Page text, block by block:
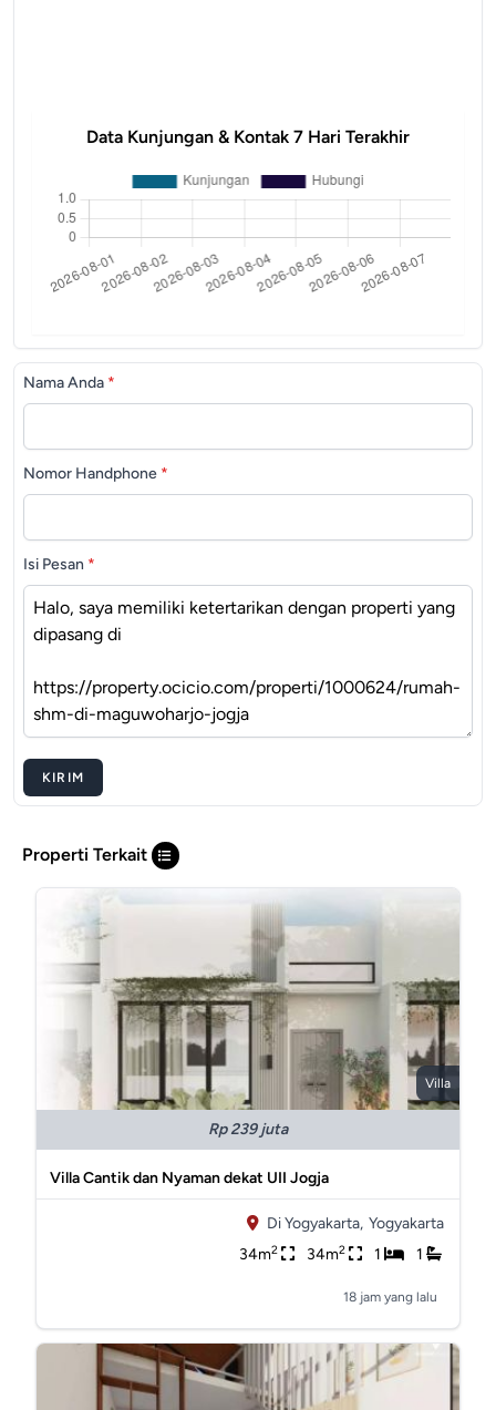
Data Kunjungan & Kontak 7 Hari Terakhir
Nama Anda *
Nomor Handphone *
Isi Pesan *
KIRIM
Properti Terkait
Villa
Rp 239 juta
Villa Cantik dan Nyaman dekat UII Jogja
Di Yogyakarta, Yogyakarta
34m2 34m2 1 1
18 jam yang lalu